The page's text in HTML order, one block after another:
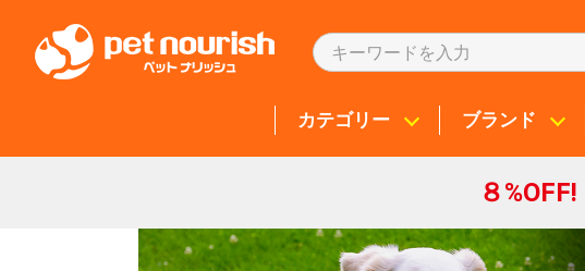
カテゴリー ブランド
８%OFF!